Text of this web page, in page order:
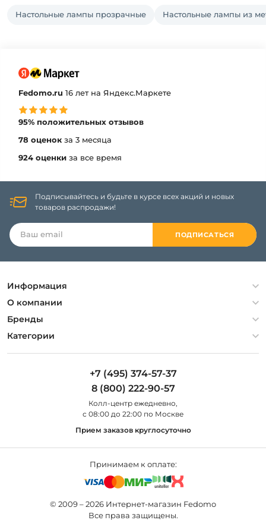
Настольные лампы прозрачные Настольные лампы из
Fedomo.ru 16 лет на Яндекс.Маркете
95% положительных отзывов
78 оценок за 3 месяца
924 оценки за все время
Подписывайтесь и будьте в курсе всех акций и новых
товаров распродажи!
ПОДПИСАТЬСЯ
Информация
Политика конфиденциальности
Гарантия
Оплата и доставка
О компании
О компании
Контакты
Бренды
Artelamp
Категории
Люстры
Уличные светильники
+7 (495) 374-57-37
8 (800) 222-90-57
Колл-центр eжедневно,
с 08:00 до 22:00 по Москве
Прием заказов круглосуточно
Принимаем к оплате:
© 2009 – 2026 Интернет-магазин Fedomo
Все права защищены.